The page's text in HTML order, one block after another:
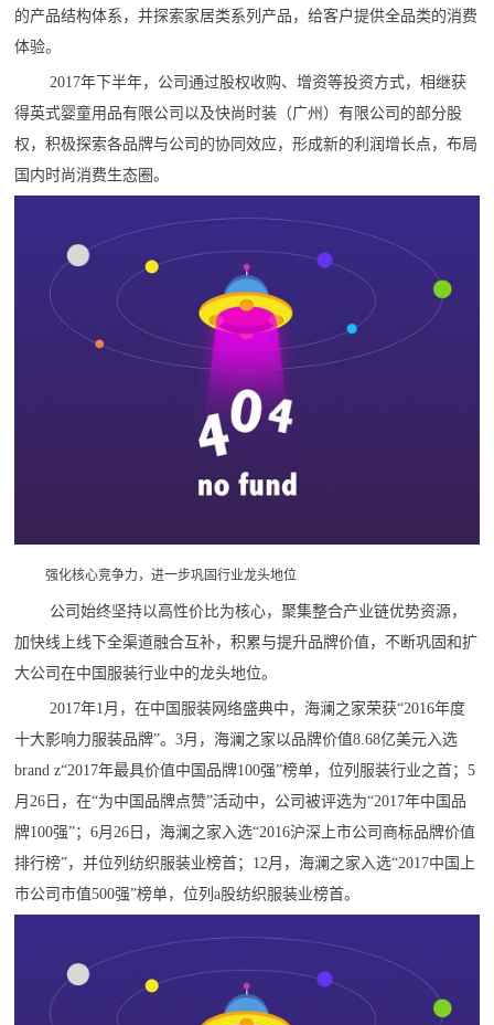
的产品结构体系，并探索家居类系列产品，给客户提供全品类的消费
体验。
2017年下半年，公司通过股权收购、增资等投资方式，相继获
得英式婴童用品有限公司以及快尚时装（广州）有限公司的部分股
权，积极探索各品牌与公司的协同效应，形成新的利润增长点，布局
国内时尚消费生态圈。
强化核心竞争力，进一步巩固行业龙头地位
公司始终坚持以高性价比为核心，聚集整合产业链优势资源，
加快线上线下全渠道融合互补，积累与提升品牌价值，不断巩固和扩
大公司在中国服装行业中的龙头地位。
2017年1月，在中国服装网络盛典中，海澜之家荣获“2016年度
十大影响力服装品牌”。3月，海澜之家以品牌价值8.68亿美元入选
brand z“2017年最具价值中国品牌100强”榜单，位列服装行业之首；5
月26日，在“为中国品牌点赞”活动中，公司被评选为“2017年中国品
牌100强”；6月26日，海澜之家入选“2016沪深上市公司商标品牌价值
排行榜”，并位列纺织服装业榜首；12月，海澜之家入选“2017中国上
市公司市值500强”榜单，位列a股纺织服装业榜首。